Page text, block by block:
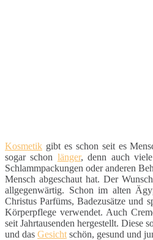
Kosmetik gibt es schon seit es
sogar schon länger, denn auch
Schlammpackungen oder anderen
Mensch abgeschaut hat. Der
allgegenwärtig. Schon im alten
Christus Parfüms, Badezusätze und
Körperpflege verwendet. Auch
seit Jahrtausenden hergestellt. Diese
und das Gesicht schön, gesund und